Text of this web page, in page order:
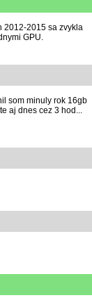
2012-2015 sa zvykla
GPU.
som minuly rok 16gb
aj dnes cez 3 hod...